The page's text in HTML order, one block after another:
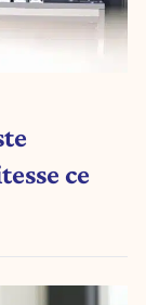
ce